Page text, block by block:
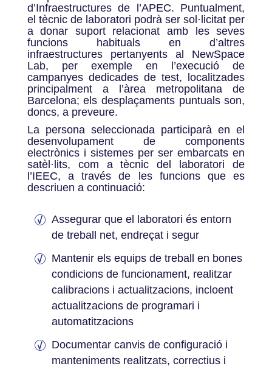
d’Infraestructures de l’APEC. Puntualment,
el tècnic de laboratori podrà ser sol·licitat per
a donar suport relacionat amb les seves
funcions habituals en d’altres
infraestructures pertanyents al NewSpace
Lab, per exemple en l’execució de
campanyes dedicades de test, localitzades
principalment a l’àrea metropolitana de
Barcelona; els desplaçaments puntuals son,
doncs, a preveure.
La persona seleccionada participarà en el
desenvolupament de components
electrònics i sistemes per ser embarcats en
satèl·lits, com a tècnic del laboratori de
l’IEEC, a través de les funcions que es
descriuen a continuació:
Assegurar que el laboratori és entorn
de treball net, endreçat i segur
Mantenir els equips de treball en bones
condicions de funcionament, realitzar
calibracions i actualitzacions, incloent
actualitzacions de programari i
automatitzacions
Documentar canvis de configuració i
manteniments realitzats, correctius i